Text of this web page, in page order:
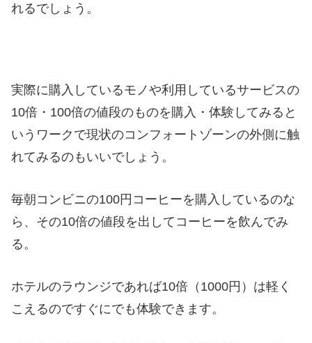
れるでしょう。
実際に購入しているモノや利用しているサービスの
10倍・100倍の値段のものを購入・体験してみると
いうワークで現状のコンフォートゾーンの外側に触
れてみるのもいいでしょう。
毎朝コンビニの100円コーヒーを購入しているのな
ら、その10倍の値段を出してコーヒーを飲んでみ
る。
ホテルのラウンジであれば10倍（1000円）は軽く
こえるのですぐにでも体験できます。